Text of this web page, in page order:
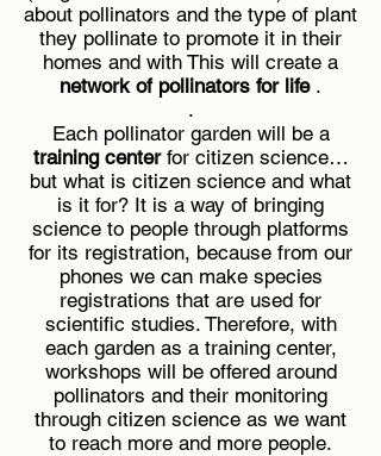
about pollinators and the type of plant
they pollinate to promote it in their
homes and with This will create a
network of pollinators for life.
.
Each pollinator garden will be a
training centerfor citizen science…
but what is citizen science and what
is it for? It is a way of bringing
science to people through platforms
for its registration, because from our
phones we can make species
registrations that are used for
scientific studies. Therefore, with
each garden as a training center,
workshops will be offered around
pollinators and their monitoring
through citizen science as we want
to reach more and more people.